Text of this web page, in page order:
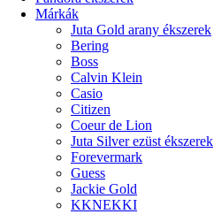
Márkák
Juta Gold arany ékszerek
Bering
Boss
Calvin Klein
Casio
Citizen
Coeur de Lion
Juta Silver ezüst ékszerek
Forevermark
Guess
Jackie Gold
KKNEKKI